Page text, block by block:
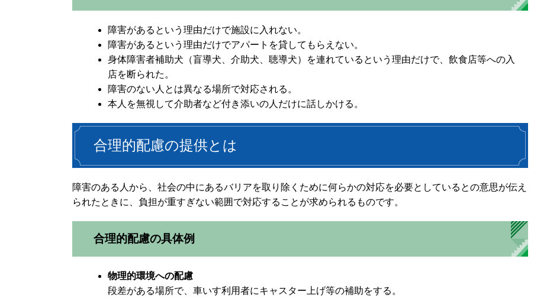
障害があるという理由だけで施設に入れない。
障害があるという理由だけでアパートを貸してもらえない。
身体障害者補助犬（盲導犬、介助犬、聴導犬）を連れているという理由だけで、飲食店等への入
店を断られた。
障害のない人とは異なる場所で対応される。
本人を無視して介助者など付き添いの人だけに話しかける。
合理的配慮の提供とは
障害のある人から、社会の中にあるバリアを取り除くために何らかの対応を必要としているとの意思が伝え
られたときに、負担が重すぎない範囲で対応することが求められるものです。
合理的配慮の具体例
物理的環境への配慮
段差がある場所で、車いす利用者にキャスター上げ等の補助をする。